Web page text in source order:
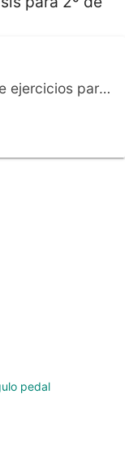
Selección de ejercicios para 2º de Bach CCSS.pdf
pedal